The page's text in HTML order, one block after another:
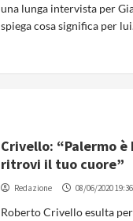
una lunga intervista per
spiega cosa significa per
Crivello: “Palermo
ritrovi il tuo cuore”
Redazione 08/06/2020 19:36
Roberto Crivello esulta